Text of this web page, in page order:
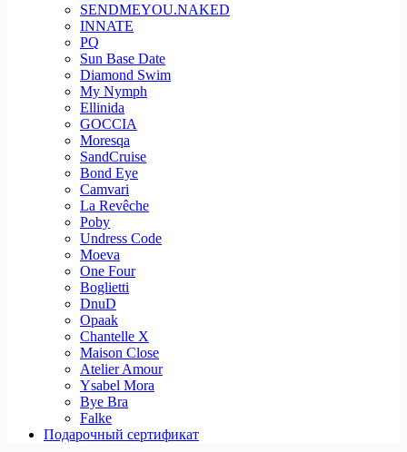
SENDMEYOU.NAKED
INNATE
PQ
Sun Base Date
Diamond Swim
My Nymph
Ellinida
GOCCIA
Moresqa
SandCruise
Bond Eye
Camvari
La Revêche
Poby
Undress Code
Moeva
One Four
Boglietti
DnuD
Opaak
Chantelle X
Maison Close
Atelier Amour
Ysabel Mora
Bye Bra
Falke
Подарочный сертификат